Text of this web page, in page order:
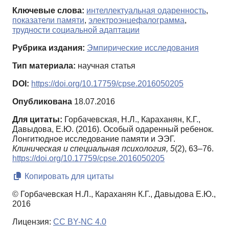
Ключевые слова: интеллектуальная одаренность,
показатели памяти, электроэнцефалограмма,
трудности социальной адаптации
Рубрика издания: Эмпирические исследования
Тип материала: научная статья
DOI: https://doi.org/10.17759/cpse.2016050205
Опубликована 18.07.2016
Для цитаты: Горбачевская, Н.Л., Караханян, К.Г.,
Давыдова, Е.Ю. (2016). Особый одаренный ребенок.
Лонгитюдное исследование памяти и ЭЭГ.
Клиническая и специальная психология, 5(2), 63–76.
https://doi.org/10.17759/cpse.2016050205
Копировать для цитаты
© Горбачевская Н.Л., Караханян К.Г., Давыдова Е.Ю.,
2016
Лицензия: CC BY-NC 4.0